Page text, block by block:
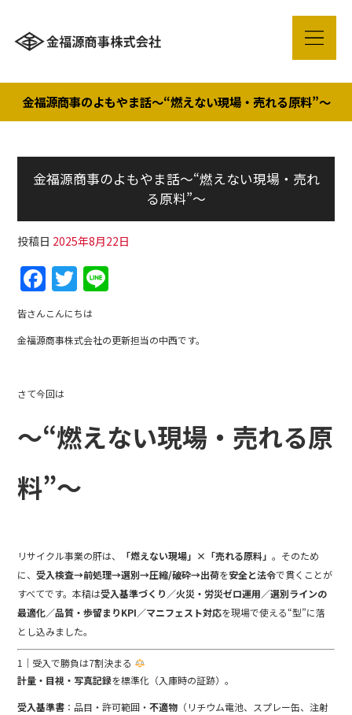
金福源商事のよもやま話～“燃えない現場・売れる原料”～
金福源商事のよもやま話～“燃えない現場・売れ
る原料”～
投稿日 2025年8月22日
F
a
c
e
b
o
o
k
T
w
itt
er
e
皆さんこんにちは
金福源商事株式会社の更新担当の中西です。
さて今回は
～“燃えない現場・売れる原
料”～
リサイクル事業の肝は、 「燃えない現場」×「売れる原料」。そのため
に、受入検査→前処理→選別→圧縮/破砕→出荷を安全と法令で貫くことが
すべてです。本稿は受入基準づくり／火災・労災ゼロ運用／選別ラインの
最適化／品質・歩留まりKPI／マニフェスト対応を現場で使える“型”に落
とし込みました。
1｜受入で勝負は7割決まる
計量・目視・写真記録を標準化（入庫時の証跡）。
受入基準書 ：品目・許可範囲・不適物 （リチウム電池、スプレー缶、注射